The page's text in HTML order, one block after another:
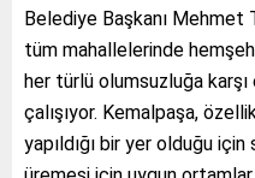
Belediye Başkanı Mehmet
tüm mahallelerinde
her türlü olumsuzluğa
çalışıyor. Kemalpaşa,
yapıldığı bir yer olduğu